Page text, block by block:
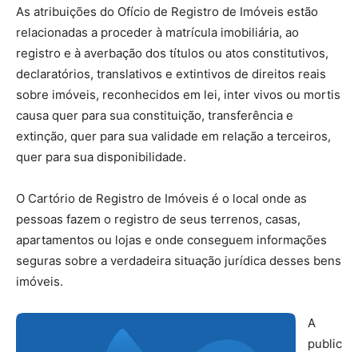
As atribuições do Ofício de Registro de Imóveis estão
relacionadas a proceder à matrícula imobiliária, ao
registro e à averbação dos títulos ou atos constitutivos,
declaratórios, translativos e extintivos de direitos reais
sobre imóveis, reconhecidos em lei, inter vivos ou mortis
causa quer para sua constituição, transferência e
extinção, quer para sua validade em relação a terceiros,
quer para sua disponibilidade.
O Cartório de Registro de Imóveis é o local onde as
pessoas fazem o registro de seus terrenos, casas,
apartamentos ou lojas e onde conseguem informações
seguras sobre a verdadeira situação jurídica desses bens
imóveis.
A
public